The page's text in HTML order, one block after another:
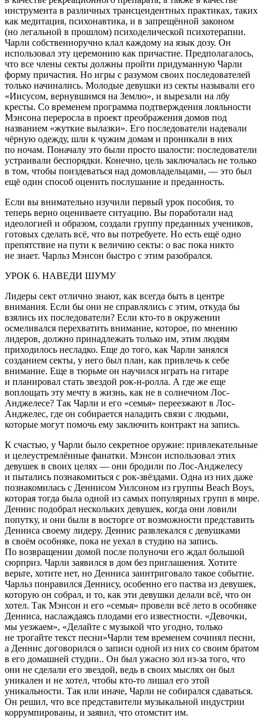
инструмента в различных трансцендентных практиках, таких
как медитация, психонавтика, и в запрещённой законом
(но легальной в прошлом) психоделической психотерапии.
Чарли собственноручно клал каждому на язык дозу. Он
использовал эту церемонию как причастие. Предполагалось,
что все члены секты должны пройти придуманную Чарли
форму причастия. Но игры с разумом своих последователей
только начинались. Молодые девушки из секты называли его
«Иисусом, вернувшимся на Землю», и вырезали на лбу
кресты. Со временем программа подтверждения лояльности
Мэнсона переросла в проект преображения домов под
названием «жуткие вылазки». Его последователи надевали
чёрную одежду, шли к чужим домам и проникали в них
по ночам. Поначалу это были просто шалости: последователи
устраивали беспорядки. Конечно, цель заключалась не только
в том, чтобы поиздеваться над домовладельцами, — это был
ещё один способ оценить послушание и преданность.
Если вы внимательно изучили первый урок пособия, то
теперь верно оцениваете ситуацию. Вы поработали над
идеологией и образом, создали группу преданных учеников,
готовых сделать всё, что вы потребуете. Но есть ещё одно
препятствие на пути к величию секты: о вас пока никто
не знает. Чарльз Мэнсон быстро с этим разобрался.
УРОК 6. НАВЕДИ ШУМУ
Лидеры сект отлично знают, как всегда быть в центре
внимания. Если бы они не справлялись с этим, откуда бы
взялись их последователи? Если кто-то в окружении
осмеливался перехватить внимание, которое, по мнению
лидеров, должно принадлежать только им, этим людям
приходилось несладко. Еще до того, как Чарли занялся
созданием секты, у него был план, как привлечь к себе
внимание. Еще в тюрьме он научился играть на гитаре
и планировал стать звездой рок-н-ролла. А где же еще
воплощать эту мечту в жизнь, как не в солнечном Лос-
Анджелесе? Так Чарли и его «семья» переезжают в Лос-
Анджелес, где он собирается наладить связи с людьми,
которые могут помочь ему заключить контракт на запись.
К счастью, у Чарли было секретное оружие: привлекательные
и целеустремлённые фанатки. Мэнсон использовал этих
девушек в своих целях — они бродили по Лос-Анджелесу
и пытались познакомиться с рок-звёздами. Одна из них даже
познакомилась с Деннисом Уилсоном из группы Beach Boys,
которая тогда была одной из самых популярных групп в мире.
Деннис подобрал нескольких девушек, когда они ловили
попутку, и они были в восторге от возможности представить
Денниса своему лидеру. Деннис развлекался с девушками
в своём особняке, пока не уехал в студию на запись.
По возвращении домой после полуночи его ждал большой
сюрприз. Чарли заявился в дом без приглашения. Хотите
верьте, хотите нет, но Денниса заинтриговало такое событие.
Чарльз понравился Деннису, особенно его паства из девушек,
которую он собрал, и то, как эти девушки делали всё, что он
хотел. Так Мэнсон и его «семья» провели всё лето в особняке
Денниса, наслаждаясь плодами его известности. «Девочки,
мы уезжаем», «Делайте с музыкой что угодно, только
не трогайте текст песни»Чарли тем временем сочинял песни,
а Деннис договорился о записи одной из них со своим братом
в его домашней студии.. Он был ужасно зол из-за того, что
они не сделали его звездой, ведь в своих мыслях он был
уникален и не хотел, чтобы кто-то лишал его этой
уникальности. Так или иначе, Чарли не собирался сдаваться.
Он решил, что все представители музыкальной индустрии
коррумпированы, и заявил, что отомстит им.